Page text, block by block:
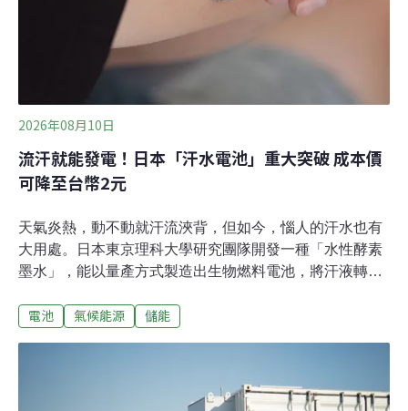
2026年08月10日
流汗就能發電！日本「汗水電池」重大突破 成本價
可降至台幣2元
天氣炎熱，動不動就汗流浹背，但如今，惱人的汗水也有
大用處。日本東京理科大學研究團隊開發一種「水性酵素
墨水」，能以量產方式製造出生物燃料電池，將汗液轉換
汗」而有源源不絕的電力。汗水中的乳酸，源源不絕的電
運作。如何讓電池既輕巧，還能源源不絕？用汗水發電的
「酵素生物燃料電池」（Enzymatic biofuel cell, EBFC）
電池 氣候能源 儲能